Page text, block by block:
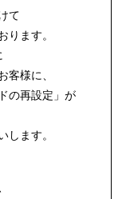
て
ります。
客様に、
の再設定」が
します。